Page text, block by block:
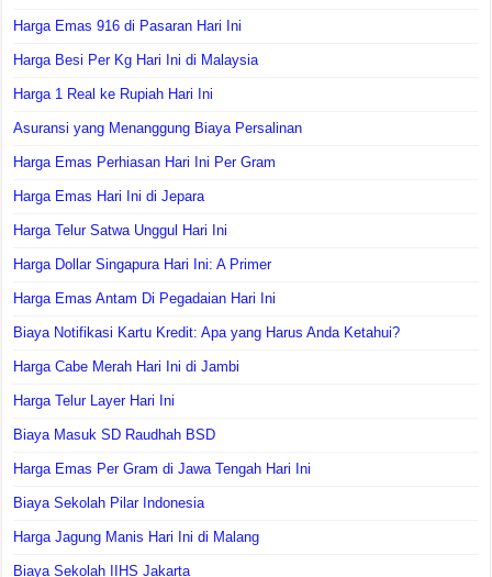
Harga Emas 916 di Pasaran Hari Ini
Harga Besi Per Kg Hari Ini di Malaysia
Harga 1 Real ke Rupiah Hari Ini
Asuransi yang Menanggung Biaya Persalinan
Harga Emas Perhiasan Hari Ini Per Gram
Harga Emas Hari Ini di Jepara
Harga Telur Satwa Unggul Hari Ini
Harga Dollar Singapura Hari Ini: A Primer
Harga Emas Antam Di Pegadaian Hari Ini
Biaya Notifikasi Kartu Kredit: Apa yang Harus Anda Ketahui?
Harga Cabe Merah Hari Ini di Jambi
Harga Telur Layer Hari Ini
Biaya Masuk SD Raudhah BSD
Harga Emas Per Gram di Jawa Tengah Hari Ini
Biaya Sekolah Pilar Indonesia
Harga Jagung Manis Hari Ini di Malang
Biaya Sekolah IIHS Jakarta